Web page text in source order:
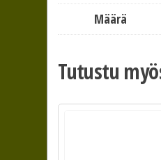
Määrä
Tutustu